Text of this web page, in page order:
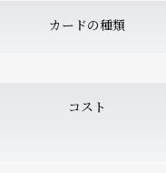
カードの種類
コスト